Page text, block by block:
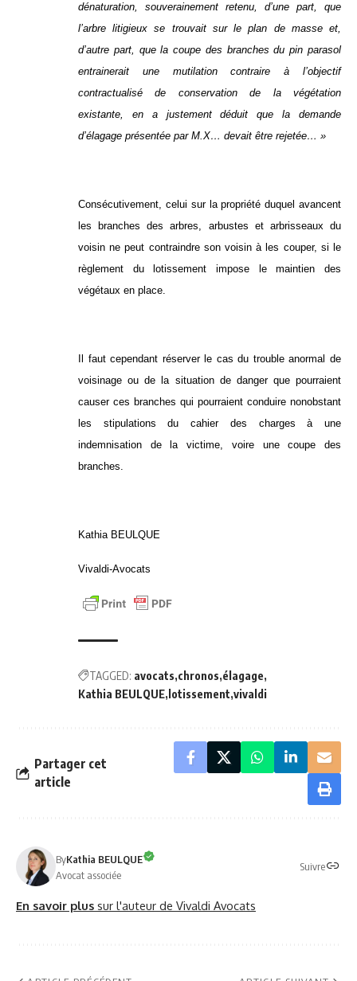
dénaturation, souverainement retenu, d’une part, que
l’arbre litigieux se trouvait sur le plan de masse et,
d’autre part, que la coupe des branches du pin parasol
entrainerait une mutilation contraire à l’objectif
contractualisé de conservation de la végétation
existante, en a justement déduit que la demande
d’élagage présentée par M.X… devait être rejetée… »
Consécutivement, celui sur la propriété duquel avancent
les branches des arbres, arbustes et arbrisseaux du
voisin ne peut contraindre son voisin à les couper, si le
règlement du lotissement impose le maintien des
végétaux en place.
Il faut cependant réserver le cas du trouble anormal de
voisinage ou de la situation de danger que pourraient
causer ces branches qui pourraient conduire nonobstant
les stipulations du cahier des charges à une
indemnisation de la victime, voire une coupe des
branches.
Kathia BEULQUE
Vivaldi-Avocats
TAGGED: avocats chronos élagage
Kathia BEULQUE lotissement vivaldi
Partager cet
article
ByKathia BEULQUE
Avocat associée
Suivre
En savoir plus sur l'auteur de Vivaldi Avocats